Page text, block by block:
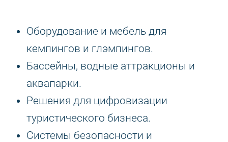
Оборудование и мебель для
кемпингов и глэмпингов.
Бассейны, водные аттракционы и
аквапарки.
Решения для цифровизации
туристического бизнеса.
Системы безопасности и